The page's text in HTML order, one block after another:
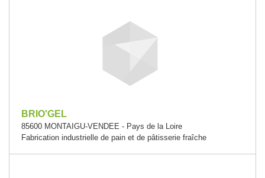
BRIO'GEL
85600 MONTAIGU-VENDEE - Pays de la Loire
Fabrication industrielle de pain et de pâtisserie fraîche